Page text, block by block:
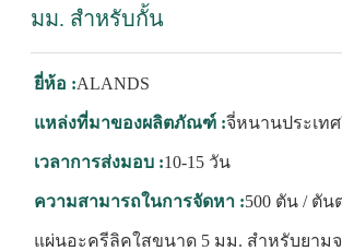
มม. สำหรับกั้น
ยี่ห้อ :ALANDS
แหล่งที่มาของผลิตภัณฑ์ :จี่หนานประเท
เวลาการส่งมอบ :10-15 วัน
ความสามารถในการจัดหา :500 ตัน / ตัน
แผ่นอะครีลิคใสขนาด 5 มม. สำหรับยาม